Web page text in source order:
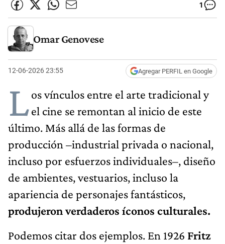
1
Omar Genovese
12-06-2026 23:55 Agregar PERFIL en Google
Los vínculos entre el arte tradicional y
el cine se remontan al inicio de este
último. Más allá de las formas de
producción –industrial privada o nacional,
incluso por esfuerzos individuales–, diseño
de ambientes, vestuarios, incluso la
apariencia de personajes fantásticos,
produjeron verdaderos íconos culturales.
Podemos citar dos ejemplos. En 1926 Fritz